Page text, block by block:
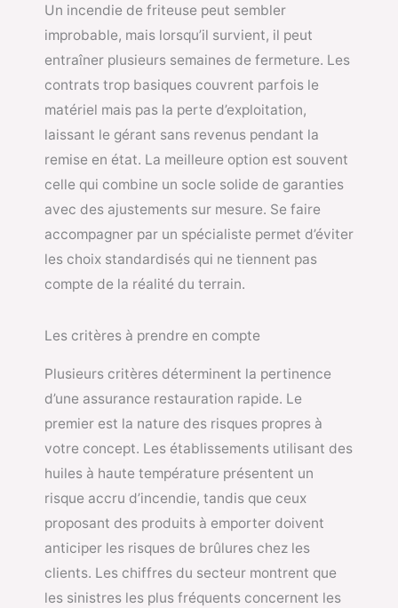
Un incendie de friteuse peut sembler
improbable, mais lorsqu’il survient, il peut
entraîner plusieurs semaines de fermeture. Les
contrats trop basiques couvrent parfois le
matériel mais pas la perte d’exploitation,
laissant le gérant sans revenus pendant la
remise en état. La meilleure option est souvent
celle qui combine un socle solide de garanties
avec des ajustements sur mesure. Se faire
accompagner par un spécialiste permet d’éviter
les choix standardisés qui ne tiennent pas
compte de la réalité du terrain.
Les critères à prendre en compte
Plusieurs critères déterminent la pertinence
d’une assurance restauration rapide. Le
premier est la nature des risques propres à
votre concept. Les établissements utilisant des
huiles à haute température présentent un
risque accru d’incendie, tandis que ceux
proposant des produits à emporter doivent
anticiper les risques de brûlures chez les
clients. Les chiffres du secteur montrent que
les sinistres les plus fréquents concernent les